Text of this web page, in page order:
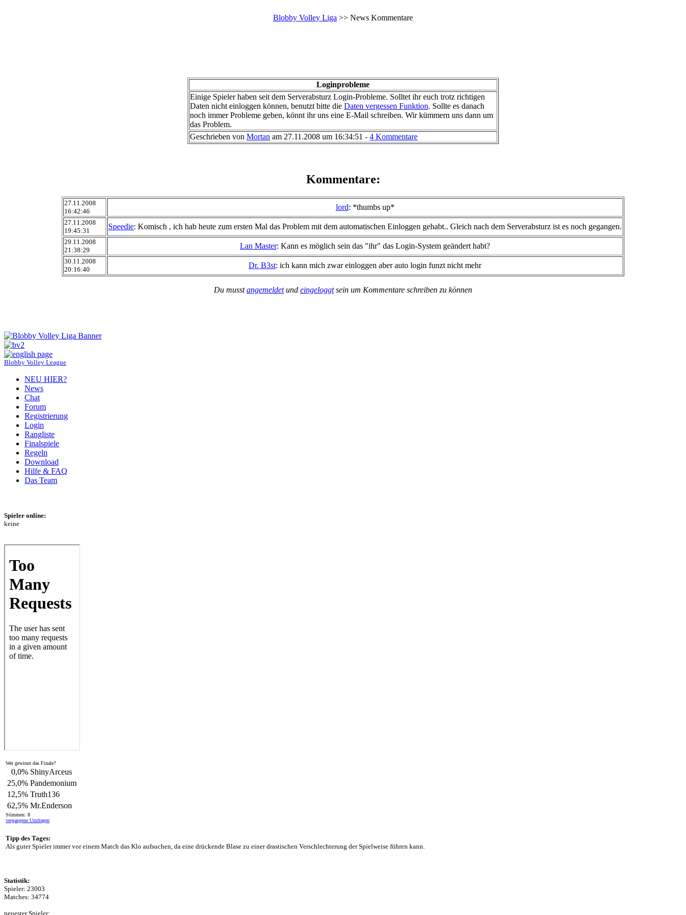
Blobby Volley Liga >> News Kommentare
Loginprobleme
Einige Spieler haben seit dem Serverabsturz Login-Probleme. Solltet ihr euch trotz richtigen
Daten nicht einloggen können, benutzt bitte die Daten vergessen Funktion. Sollte es danach
noch immer Probleme geben, könnt ihr uns eine E-Mail schreiben. Wir kümmern uns dann um
das Problem.
Geschrieben von Mortan am 27.11.2008 um 16:34:51 - 4 Kommentare
Kommentare:
27.11.2008
16:42:46
lord: *thumbs up*
27.11.2008
19:45:31
Speedie: Komisch , ich hab heute zum ersten Mal das Problem mit dem automatischen Einloggen gehabt.. Gleich nach dem Serverabsturz ist es noch gegangen.
29.11.2008
21:38:29
Lan Master: Kann es möglich sein das "ihr" das Login-System geändert habt?
30.11.2008
20:16:40
Dr. B3st: ich kann mich zwar einloggen aber auto login funzt nicht mehr
Du musstangemeldetund eingeloggtsein um Kommentare schreiben zu können
Blobby Volley League
NEU HIER?
News
Chat
Forum
Registrierung
Login
Rangliste
Finalspiele
Regeln
Download
Hilfe & FAQ
Das Team
Spieler online:
keine
Wer gewinnt das Finale?
0,0% ShinyArceus
25,0% Pandemonium
12,5% Truth136
62,5% Mr.Enderson
Stimmen: 8
vergangene Umfragen
Tipp des Tages:
Als guter Spieler immer vor einem Match das Klo aufsuchen, da eine drückende Blase zu einer drastischen Verschlechterung der Spielweise führen kann.
Statistik:
Spieler: 23003
Matches: 34774
neuester Spieler: